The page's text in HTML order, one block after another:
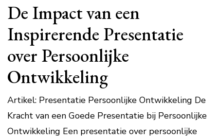
De Impact van een
Inspirerende Presentatie
over Persoonlijke
Ontwikkeling
Artikel: Presentatie Persoonlijke Ontwikkeling De
Kracht van een Goede Presentatie bij Persoonlijke
Ontwikkeling Een presentatie over persoonlijke